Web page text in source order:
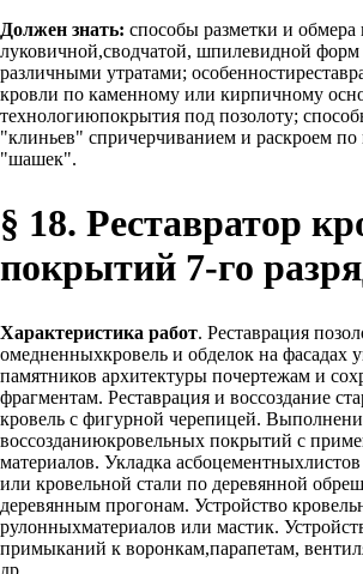
Должен знать: способы разметки и
луковичной,сводчатой, шпилевидной
различными утратами;
кровли по каменному или кирпичному
технологиюпокрытия под позолоту;
"клиньев" спричерчиванием и раскроем
"шашек".
§ 18. Реставратор
покрытий 7-го
Характеристика работ. Реставрация
омедненныхкровель и обделок на фасадах
памятников архитектуры почертежам и
фрагментам. Реставрация и воссоздание
кровель с фигурной черепицей.
воссозданиюкровельных покрытий с
материалов. Укладка
или кровельной стали по деревянной
деревянным прогонам. Устройство
рулонныхматериалов или мастик.
примыканий к воронкам,парапетам,
др.